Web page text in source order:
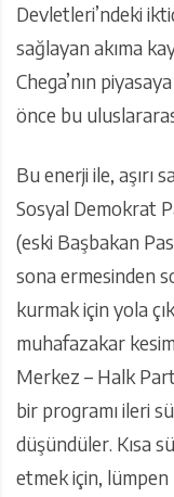
Devletleri’ndeki
sağlayan akıma
Chega’nın
önce bu
Bu enerji ile, aşırı
Sosyal Demokrat
(eski Başbakan
sona ermesinden
kurmak için yola
muhafazakar
Merkez – Halk
bir programı ileri
düşündüler. Kısa
etmek için,